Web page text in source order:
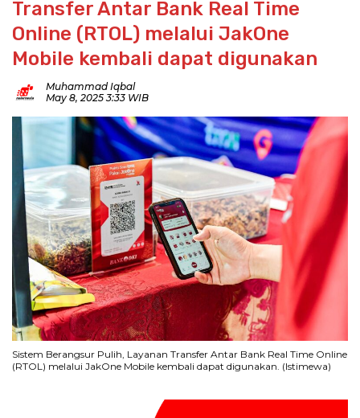
Transfer Antar Bank Real Time
Online (RTOL) melalui JakOne
Mobile kembali dapat digunakan
Muhammad Iqbal
May 8, 2025 3:33 WIB
Sistem Berangsur Pulih, Layanan Transfer Antar Bank Real Time Online
(RTOL) melalui JakOne Mobile kembali dapat digunakan. (Istimewa)